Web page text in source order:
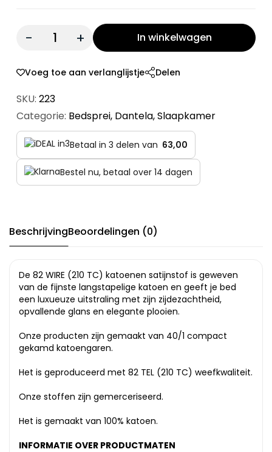
Quantity: In winkelwagen
Voeg toe aan verlanglijstje Delen
SKU: 223
Categorie: Bedsprei, Dantela,Slaapkamer
Betaal in 3 delen van 63,00
Bestel nu, betaal over 14 dagen
BeschrijvingBeoordelingen (0)
De 82 WIRE (210 TC) katoenen satijnstof is geweven
van de fijnste langstapelige katoen en geeft je bed
een luxueuze uitstraling met zijn zijdezachtheid,
opvallende glans en elegante plooien.
Onze producten zijn gemaakt van 40/1 compact
gekamd katoengaren.
Het is geproduceerd met 82 TEL (210 TC) weefkwaliteit.
Onze stoffen zijn gemerceriseerd.
Het is gemaakt van 100% katoen.
INFORMATIE OVER PRODUCTMATEN